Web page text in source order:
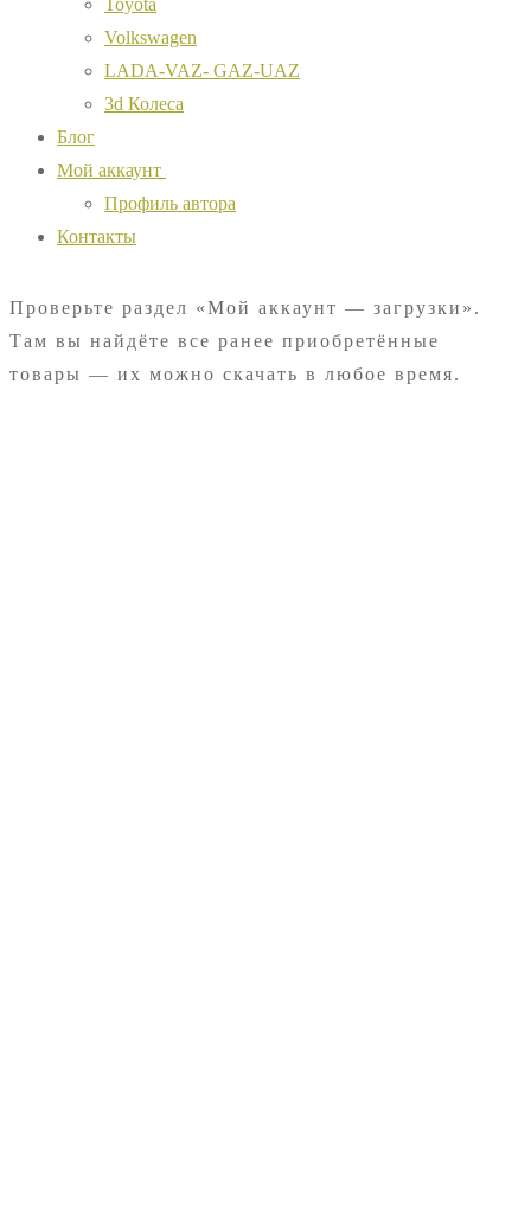
Volkswagen
LADA-VAZ- GAZ-UAZ
3d Колеса
Блог
Мой аккаунт
Профиль автора
Контакты
Проверьте раздел «Мой аккаунт — загрузки».
Там вы найдёте все ранее приобретённые
товары — их можно скачать в любое время.